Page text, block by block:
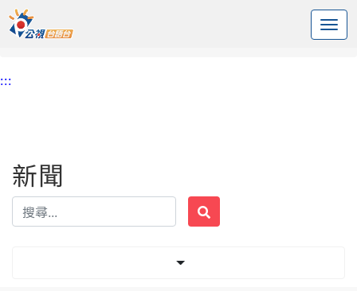
中央內容區塊
頭頁
:::
新聞